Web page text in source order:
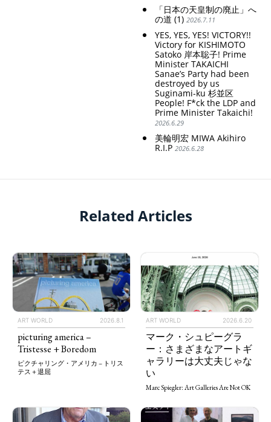
「日本の天皇制の廃止」へ
の道 (1) 2026.7.11
YES, YES, YES! VICTORY!!
Victory for KISHIMOTO
Satoko 岸本聡子! Prime
Minister TAKAICHI
Sanae’s Party had been
destroyed by us
Suginami-ku 杉並区
People! F*ck the LDP and
Prime Minister Takaichi!
2026.6.29
美輪明宏 MIWA Akihiro
R.I.P 2026.6.28
Related Articles
ART WORLD 2026.8.1
picturing america –
Tristesse + Boredom
ピクチャリング・アメリカ – トリス
テス＋退屈
ART WORLD 2026.6.20
マーク・シュピーグラ
ー：さまざまなアートギ
ャラリーは大丈夫じゃな
い
Marc Spiegler: Art Galleries Are Not OK